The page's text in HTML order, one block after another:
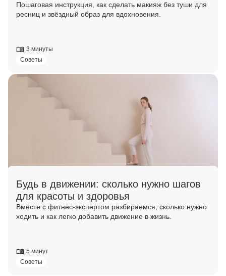
Пошаговая инструкция, как сделать макияж без туши для
ресниц и звёздный образ для вдохновения.
3 минуты
Советы
Будь в движении: сколько нужно шагов
для красоты и здоровья
Вместе с фитнес-экспертом разбираемся, сколько нужно
ходить и как легко добавить движение в жизнь.
5 минут
Советы